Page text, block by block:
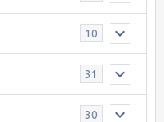
10
31
30